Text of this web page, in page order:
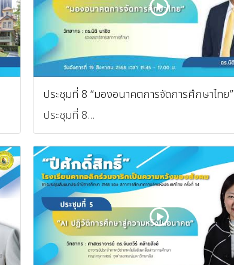
ประชุมที่ 8 “มองอนาคตการจัดการศึกษาไทย”
ประชุมที่ 8...